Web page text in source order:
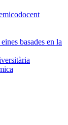
basades en la